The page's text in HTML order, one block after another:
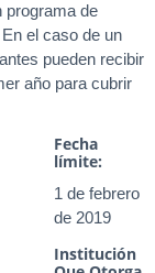
programa de
el caso de un
pueden recibir
año para cubrir
Fecha
límite:
1 de febrero
de 2019
Institución